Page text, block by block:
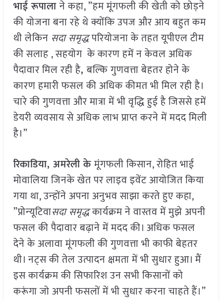
भाई रूपालाने कहा, ”हम मूंगफली की खेती को छोड़ने
की योजना बना रहे थे क्योंकि उपज और आय बहुत कम
थी लेकिन सदा समृद्धपरियोजना के तहत यूपीएल टीम
की सलाह , सहयोग के कारण हमें न केवल अधिक
पैदावार मिल रही है,बल्कि गुणवत्ता बेहतर होने के
कारण हमारी फसल की अधिक कीमत भी मिल रही है।
चारे की गुणवत्ता और मात्रा में भी वृद्धि हुई है जिससे हमें
डेयरी व्यवसाय से अधिक लाभ प्राप्त करने में मदद मिली
है।”
रिकाडिया, अमरेली केमूंगफली किसान, रोहित भाई
मोवालिया जिनके खेत पर लाइव इवेंट आयोजित किया
गया था, उन्‍होंने अपना अनुभव साझा करते हुए कहा,
”प्रोन्‍यूटिवासदा समृद्धकार्यक्रम ने वास्तव में मुझे अपनी
फसल की पैदावार बढ़ाने में मदद की। अधिक फसल
देने के अलावा मूंगफली की गुणवत्ता भी काफी बेहतर
थी। नट्स की तेल उत्पादन क्षमता में भी सुधार हुआ। मैं
इस कार्यक्रम की सिफारिश उन सभी किसानों को
करूंगा जो अपनी फसलों में भी सुधार करना चाहते हैं।”